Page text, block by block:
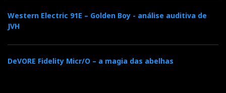
Western Electric 91E – Golden Boy - análise auditiva de
JVH
DeVORE Fidelity Micr/O – a magia das abelhas